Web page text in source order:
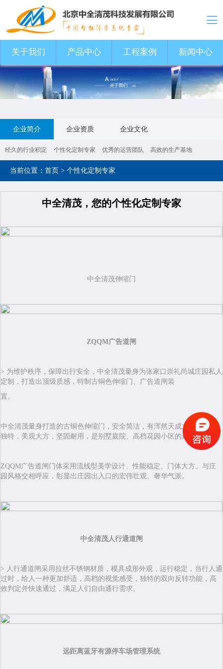
关于我们 产品中心 工程案例 新闻中心
关于我们 产品中心 工程案例 新闻中心
企业简介 企业资质 企业文化
经久的行业积淀 个性化定制专家 优秀的运营团队 高效的生产基地
当前位置： 首页 > 个性化定制专家
中全清茂，您的个性化定制专家
中全清茂伸缩门
ZQQM广告道闸
> 为维护秩序，保障出行安全，中全清茂量身为张家口崇礼尚城庄园私人
定制，打造出顶级质感，特制古铜色伸缩门、广告道闸装
置。
中全清茂量身打造的古铜色伸缩门，安全简洁，有浑然天成之美，工艺
独特，美观大方，坚固耐用，是别墅庭院、高档花园小区的最佳选择。
ZQQM广告道闸门体采用流线型美学设计、性能稳定、门体大方。与庄
园风格交相呼应，彰显出庄园出入口的宏伟壮观、奢华气派。
中全清茂人行通道闸
> 人行通道闸采用拉丝不锈钢材质，模具成形外观，运行稳定，当行人通
过时，给人一种更加舒适，高档的视觉感受，独特的双向反转功能，高
效判定并快速通过，满足人们自由通行需求。
远距离蓝牙有源停车场管理系统